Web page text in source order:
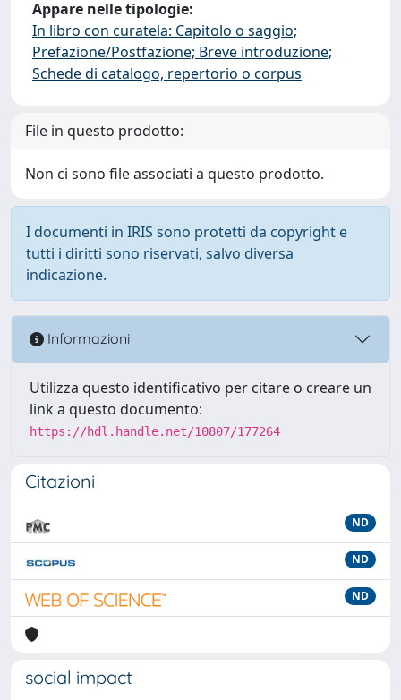
Appare nelle tipologie:
In libro con curatela: Capitolo o saggio;
Prefazione/Postfazione; Breve introduzione;
Schede di catalogo, repertorio o corpus
File in questo prodotto:
Non ci sono file associati a questo prodotto.
I documenti in IRIS sono protetti da copyright e
tutti i diritti sono riservati, salvo diversa
indicazione.
Informazioni
Utilizza questo identificativo per citare o creare un
link a questo documento:
https://hdl.handle.net/10807/177264
Citazioni
ND
ND
ND
social impact